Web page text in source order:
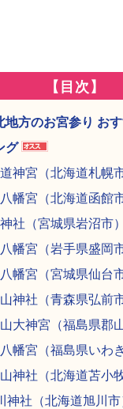
【目次】
地方のお宮参り お
グ
神宮（北海道札幌市
幡宮（北海道函館市
社（宮城県岩沼市）
幡宮（岩手県盛岡市
幡宮（宮城県仙台市
神社（青森県弘前市
大神宮（福島県郡山
幡宮（福島県いわき
神社（北海道苫小牧
社（北海道旭川市